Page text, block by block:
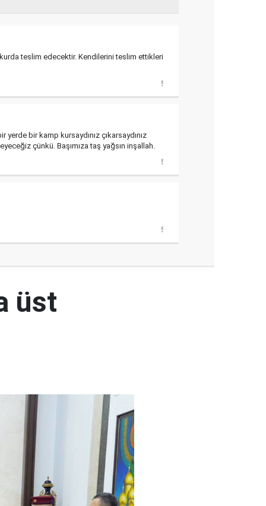
teslim edecektir. Kendilerini teslim ettikleri
bir kamp kursaydınız çıkarsaydınız
çünkü. Başımıza taş yağsın inşallah.
üst